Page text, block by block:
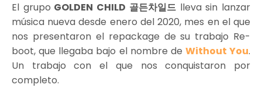
El grupo GOLDEN CHILD 골든차일드lleva sin lanzar
música nueva desde enero del 2020, mes en el que
nos presentaron el repackage de su trabajo Re-
boot, que llegaba bajo el nombre de Without You.
Un trabajo con el que nos conquistaron por
completo.